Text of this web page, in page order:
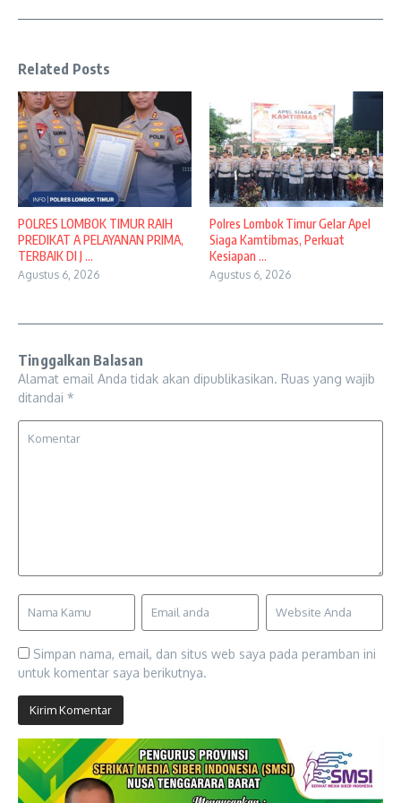
Related Posts
POLRES LOMBOK TIMUR RAIH
PREDIKAT A PELAYANAN PRIMA,
TERBAIK DI J ...
Agustus 6, 2026
Polres Lombok Timur Gelar Apel
Siaga Kamtibmas, Perkuat
Kesiapan ...
Agustus 6, 2026
Tinggalkan Balasan
Alamat email Anda tidak akan dipublikasikan. Ruas yang wajib
ditandai *
Simpan nama, email, dan situs web saya pada peramban ini
untuk komentar saya berikutnya.